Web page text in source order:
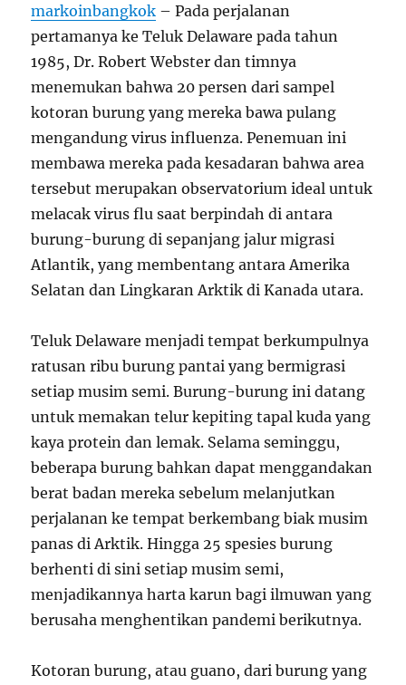
markoinbangkok – Pada perjalanan
pertamanya ke Teluk Delaware pada tahun
1985, Dr. Robert Webster dan timnya
menemukan bahwa 20 persen dari sampel
kotoran burung yang mereka bawa pulang
mengandung virus influenza. Penemuan ini
membawa mereka pada kesadaran bahwa area
tersebut merupakan observatorium ideal untuk
melacak virus flu saat berpindah di antara
burung-burung di sepanjang jalur migrasi
Atlantik, yang membentang antara Amerika
Selatan dan Lingkaran Arktik di Kanada utara.
Teluk Delaware menjadi tempat berkumpulnya
ratusan ribu burung pantai yang bermigrasi
setiap musim semi. Burung-burung ini datang
untuk memakan telur kepiting tapal kuda yang
kaya protein dan lemak. Selama seminggu,
beberapa burung bahkan dapat menggandakan
berat badan mereka sebelum melanjutkan
perjalanan ke tempat berkembang biak musim
panas di Arktik. Hingga 25 spesies burung
berhenti di sini setiap musim semi,
menjadikannya harta karun bagi ilmuwan yang
berusaha menghentikan pandemi berikutnya.
Kotoran burung, atau guano, dari burung yang